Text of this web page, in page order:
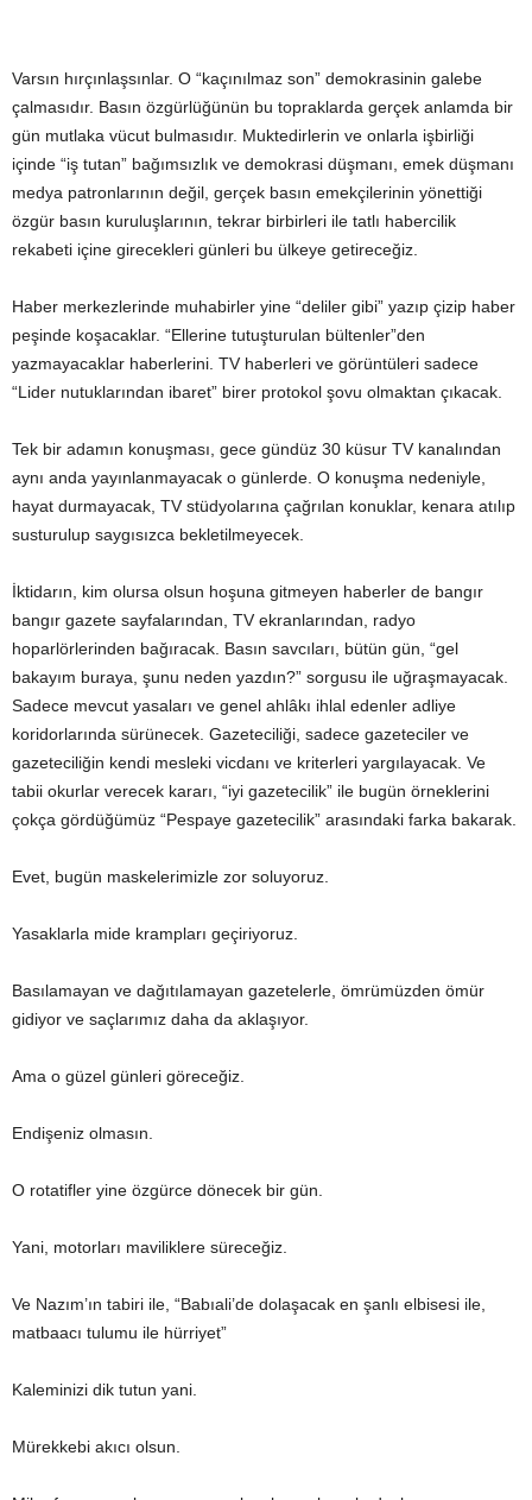
Varsın hırçınlaşsınlar. O “kaçınılmaz son” demokrasinin galebe
çalmasıdır. Basın özgürlüğünün bu topraklarda gerçek anlamda bir
gün mutlaka vücut bulmasıdır. Muktedirlerin ve onlarla işbirliği
içinde “iş tutan” bağımsızlık ve demokrasi düşmanı, emek düşmanı
medya patronlarının değil, gerçek basın emekçilerinin yönettiği
özgür basın kuruluşlarının, tekrar birbirleri ile tatlı habercilik
rekabeti içine girecekleri günleri bu ülkeye getireceğiz.
Haber merkezlerinde muhabirler yine “deliler gibi” yazıp çizip haber
peşinde koşacaklar. “Ellerine tutuşturulan bültenler”den
yazmayacaklar haberlerini. TV haberleri ve görüntüleri sadece
“Lider nutuklarından ibaret” birer protokol şovu olmaktan çıkacak.
Tek bir adamın konuşması, gece gündüz 30 küsur TV kanalından
aynı anda yayınlanmayacak o günlerde. O konuşma nedeniyle,
hayat durmayacak, TV stüdyolarına çağrılan konuklar, kenara atılıp
susturulup saygısızca bekletilmeyecek.
İktidarın, kim olursa olsun hoşuna gitmeyen haberler de bangır
bangır gazete sayfalarından, TV ekranlarından, radyo
hoparlörlerinden bağıracak. Basın savcıları, bütün gün, “gel
bakayım buraya, şunu neden yazdın?” sorgusu ile uğraşmayacak.
Sadece mevcut yasaları ve genel ahlâkı ihlal edenler adliye
koridorlarında sürünecek. Gazeteciliği, sadece gazeteciler ve
gazeteciliğin kendi mesleki vicdanı ve kriterleri yargılayacak. Ve
tabii okurlar verecek kararı, “iyi gazetecilik” ile bugün örneklerini
çokça gördüğümüz “Pespaye gazetecilik” arasındaki farka bakarak.
Evet, bugün maskelerimizle zor soluyoruz.
Yasaklarla mide krampları geçiriyoruz.
Basılamayan ve dağıtılamayan gazetelerle, ömrümüzden ömür
gidiyor ve saçlarımız daha da aklaşıyor.
Ama o güzel günleri göreceğiz.
Endişeniz olmasın.
O rotatifler yine özgürce dönecek bir gün.
Yani, motorları maviliklere süreceğiz.
Ve Nazım’ın tabiri ile, “Babıali’de dolaşacak en şanlı elbisesi ile,
matbaacı tulumu ile hürriyet”
Kaleminizi dik tutun yani.
Mürekkebi akıcı olsun.